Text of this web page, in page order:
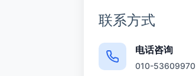
联系方式
电话咨询
010-53609970